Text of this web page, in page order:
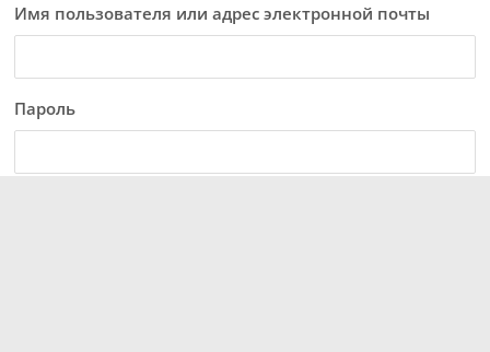
Имя пользователя или адрес электронной почты
Пароль